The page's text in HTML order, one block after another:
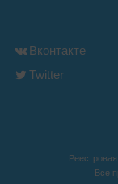
Вконтакте
Twitter
Все